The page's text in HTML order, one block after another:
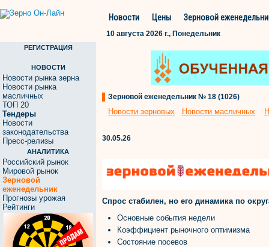
Новости Цены Зерновой
10 августа 2026 г., Понедельник
РЕГИСТРАЦИЯ
НОВОСТИ
Новости рынка зерна
Новости рынка
масличных
ТОП 20
Тендеры
Новости
законодательства
Пресс-релизы
АНАЛИТИКА
Российский рынок
Мировой рынок
Зерновой
еженедельник
Прогнозы урожая
Рейтинги
Зерновой еженедельник № 18 (1026)
Новости зерновых Новости масличных
30.05.26
Спрос стабилен, но его динамика по
Основные события недели
Коэффициент рыночного оптимизма
Состояние посевов